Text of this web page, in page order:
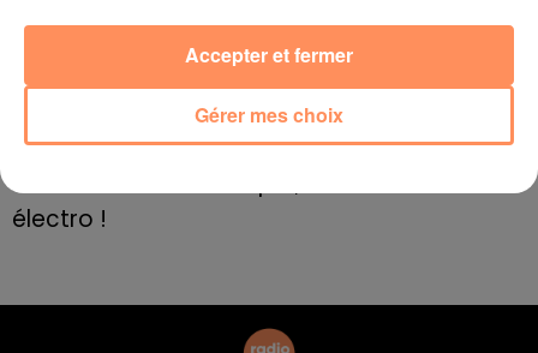
Frédéric Pache
Le rappeur marseillais Soprano invité de
Aix : "Journée de l’Europe", soirée danse et set
électro !
Gérer mes choix
Accepter et fermer